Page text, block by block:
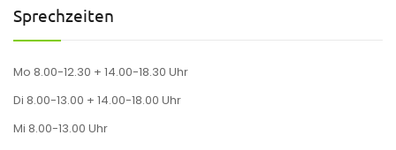
Sprechzeiten
Mo 8.00-12.30 + 14.00-18.30 Uhr
Di 8.00-13.00 + 14.00-18.00 Uhr
Mi 8.00-13.00 Uhr